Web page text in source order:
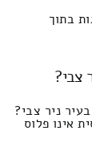
בתוך
צבי?
אינו פלוס